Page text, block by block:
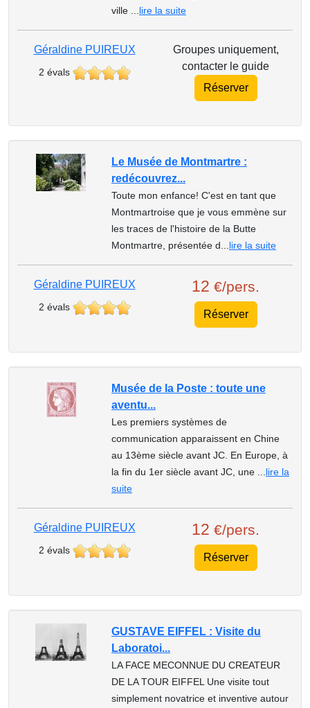
ville ... lire la suite
Géraldine PUIREUX
2 évals
Groupes uniquement,
contacter le guide
Réserver
Le Musée de Montmartre :
redécouvrez...
Toute mon enfance! C'est en tant que
Montmartroise que je vous emmène sur
les traces de l'histoire de la Butte
Montmartre, présentée d... lire la suite
Géraldine PUIREUX
2 évals
12 €/pers.
Réserver
Musée de la Poste : toute une
aventu...
Les premiers systèmes de
communication apparaissent en Chine
au 13ème siècle avant JC. En Europe, à
la fin du 1er siècle avant JC, une ... lire la
suite
Géraldine PUIREUX
2 évals
12 €/pers.
Réserver
GUSTAVE EIFFEL : Visite du
Laboratoi...
LA FACE MECONNUE DU CREATEUR
DE LA TOUR EIFFEL Une visite tout
simplement novatrice et inventive autour